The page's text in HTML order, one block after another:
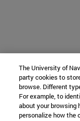
The University of
party cookies to
browse. Different
For example, to
about your browsing
personalize how the